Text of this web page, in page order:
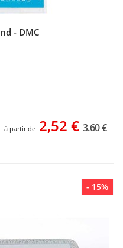
- DMC
à partir de 2,52 € 3.60 €
- 15%